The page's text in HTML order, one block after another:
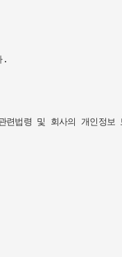
.
법령 및 회사의 개인